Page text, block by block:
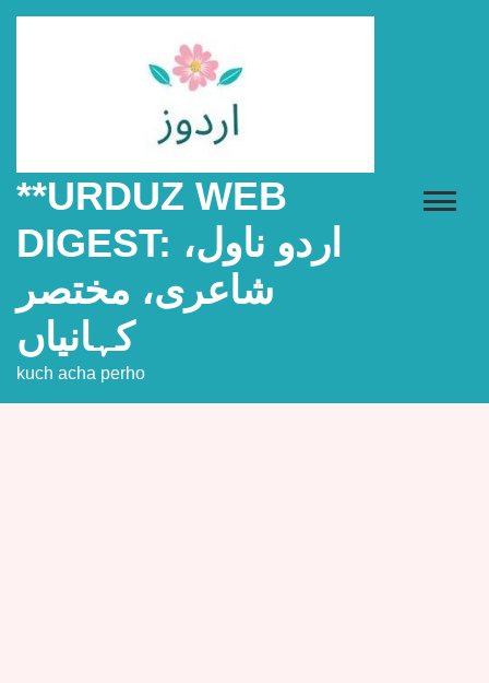
**URDUZ WEB
DIGEST: اردو ناول،
شاعری، مختصر
کہانیاں
kuch acha perho